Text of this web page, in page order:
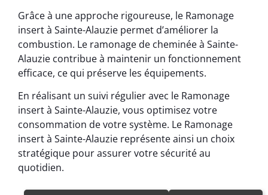
Grâce à une approche rigoureuse, le Ramonage
insert à Sainte-Alauzie permet d’améliorer la
combustion. Le ramonage de cheminée à Sainte-
Alauzie contribue à maintenir un fonctionnement
efficace, ce qui préserve les équipements.
En réalisant un suivi régulier avec le Ramonage
insert à Sainte-Alauzie, vous optimisez votre
consommation de votre système. Le Ramonage
insert à Sainte-Alauzie représente ainsi un choix
stratégique pour assurer votre sécurité au
quotidien.